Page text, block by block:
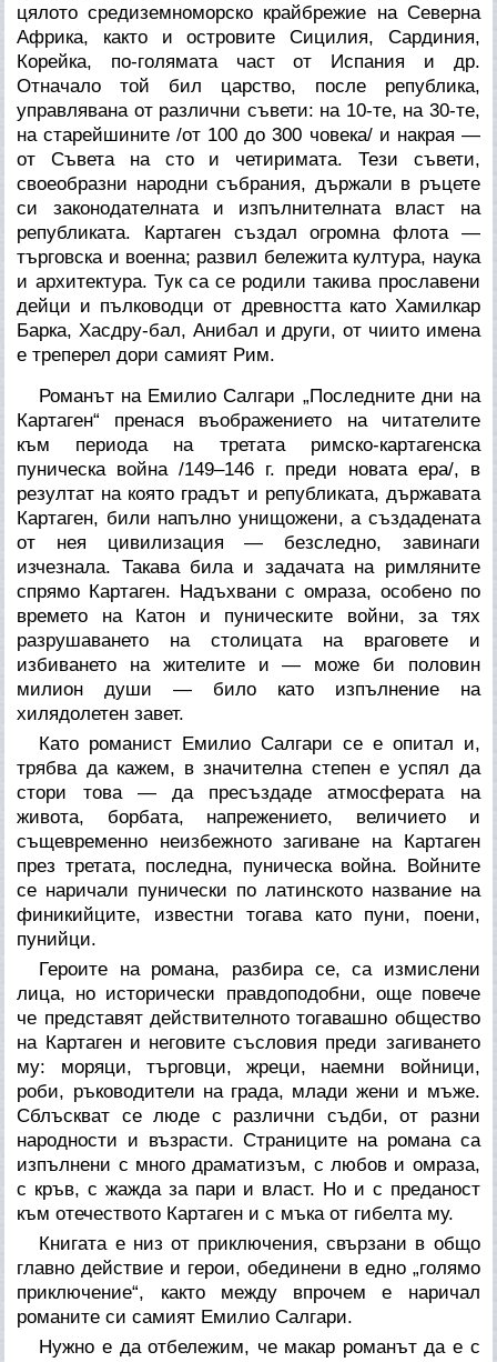
цялото средиземноморско крайбрежие на Северна
Африка, както и островите Сицилия, Сардиния,
Корейка, по-голямата част от Испания и др.
Отначало той бил царство, после република,
управлявана от различни съвети: на 10-те, на 30-те,
на старейшините /от 100 до 300 човека/ и накрая —
от Съвета на сто и четиримата. Тези съвети,
своеобразни народни събрания, държали в ръцете
си законодателната и изпълнителната власт на
републиката. Картаген създал огромна флота —
търговска и военна; развил бележита култура, наука
и архитектура. Тук са се родили такива прославени
дейци и пълководци от древността като Хамилкар
Барка, Хасдру-бал, Анибал и други, от чиито имена
е треперел дори самият Рим.
Романът на Емилио Салгари „Последните дни на
Картаген“ пренася въображението на читателите
към периода на третата римско-картагенска
пуническа война /149–146 г. преди новата ера/, в
резултат на която градът и републиката, държавата
Картаген, били напълно унищожени, а създадената
от нея цивилизация — безследно, завинаги
изчезнала. Такава била и задачата на римляните
спрямо Картаген. Надъхвани с омраза, особено по
времето на Катон и пуническите войни, за тях
разрушаването на столицата на враговете и
избиването на жителите и — може би половин
милион души — било като изпълнение на
хилядолетен завет.
Като романист Емилио Салгари се е опитал и,
трябва да кажем, в значителна степен е успял да
стори това — да пресъздаде атмосферата на
живота, борбата, напрежението, величието и
същевременно неизбежното загиване на Картаген
през третата, последна, пуническа война. Войните
се наричали пунически по латинското название на
финикийците, известни тогава като пуни, поени,
пунийци.
Героите на романа, разбира се, са измислени
лица, но исторически правдоподобни, още повече
че представят действителното тогавашно общество
на Картаген и неговите съсловия преди загиването
му: моряци, търговци, жреци, наемни войници,
роби, ръководители на града, млади жени и мъже.
Сблъскват се люде с различни съдби, от разни
народности и възрасти. Страниците на романа са
изпълнени с много драматизъм, с любов и омраза,
с кръв, с жажда за пари и власт. Но и с преданост
към отечеството Картаген и с мъка от гибелта му.
Книгата е низ от приключения, свързани в общо
главно действие и герои, обединени в едно „голямо
приключение“, както между впрочем е наричал
романите си самият Емилио Салгари.
Нужно е да отбележим, че макар романът да е с